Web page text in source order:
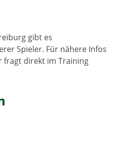
gibt es
Spieler. Für nähere Infos
fragt direkt im Training